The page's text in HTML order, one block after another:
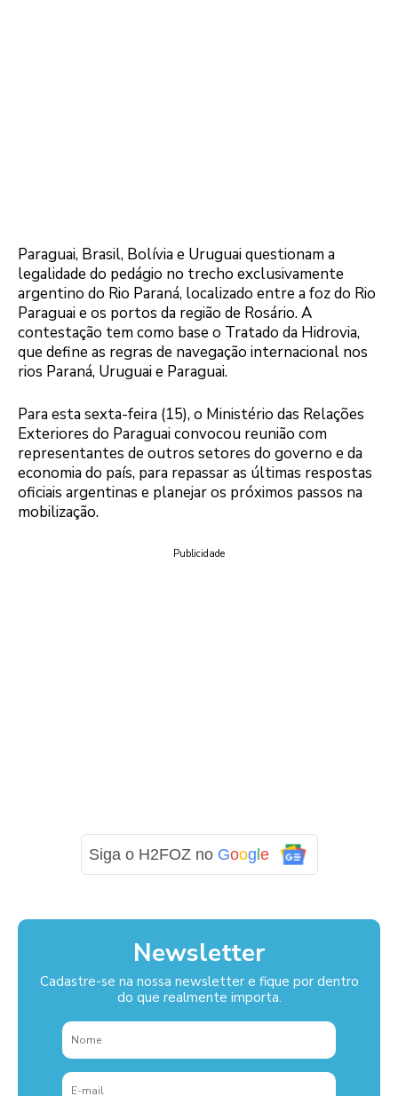
Paraguai, Brasil, Bolívia e Uruguai questionam a
legalidade do pedágio no trecho exclusivamente
argentino do Rio Paraná, localizado entre a foz do Rio
Paraguai e os portos da região de Rosário. A
contestação tem como base o Tratado da Hidrovia,
que define as regras de navegação internacional nos
rios Paraná, Uruguai e Paraguai.
Para esta sexta-feira (15), o Ministério das Relações
Exteriores do Paraguai convocou reunião com
representantes de outros setores do governo e da
economia do país, para repassar as últimas respostas
oficiais argentinas e planejar os próximos passos na
mobilização.
Publicidade
Siga o H2FOZ no Google
Newsletter
Cadastre-se na nossa newsletter e fique por dentro
do que realmente importa.